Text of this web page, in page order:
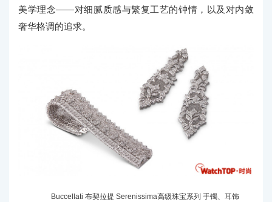
美学理念——对细腻质感与繁复工艺的钟情，以及对内敛
奢华格调的追求。
Buccellati 布契拉提 Serenissima高级珠宝系列 手镯、耳饰